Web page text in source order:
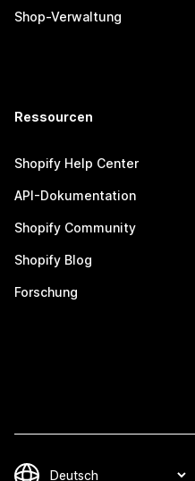
Shop-Verwaltung
Ressourcen
Shopify Help Center
API-Dokumentation
Shopify Community
Shopify Blog
Forschung